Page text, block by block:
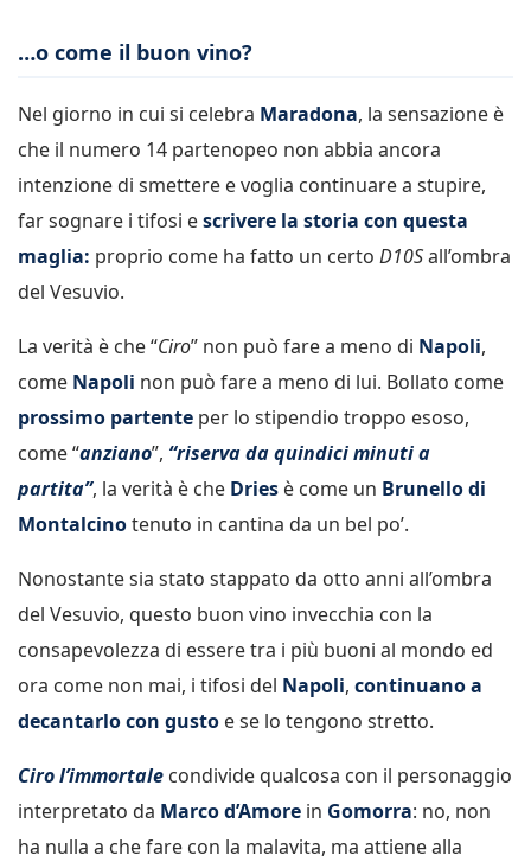
…o come il buon vino?
Nel giorno in cui si celebra Maradona, la sensazione è
che il numero 14 partenopeo non abbia ancora
intenzione di smettere e voglia continuare a stupire,
far sognare i tifosi escrivere la storia con questa
maglia: proprio come ha fatto un certo D10Sall’ombra
del Vesuvio.
La verità è che “Ciro” non può fare a meno di Napoli,
come Napoli non può fare a meno di lui. Bollato come
prossimo partente per lo stipendio troppo esoso,
come “anziano”, “riserva da quindici minuti a
partita”, la verità è che Dries è come un Brunello di
Montalcinotenuto in cantina da un bel po’.
Nonostante sia stato stappato da otto anni all’ombra
del Vesuvio, questo buon vino invecchia con la
consapevolezza di essere tra i più buoni al mondo ed
ora come non mai, i tifosi del Napoli, continuano a
decantarlo con gusto e se lo tengono stretto.
Ciro l’immortale condivide qualcosa con il personaggio
interpretato da Marco d’Amore in Gomorra: no, non
ha nulla a che fare con la malavita, ma attiene alla